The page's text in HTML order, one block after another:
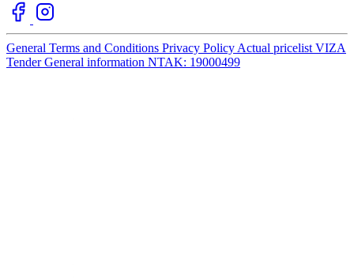
General Terms and Conditions Privacy Policy Actual pricelist VIZA
TenderGeneral information NTAK: 19000499